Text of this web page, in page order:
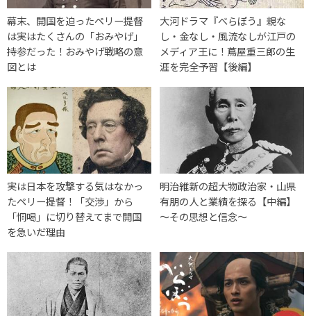
幕末、開国を迫ったペリー提督
は実はたくさんの「おみやげ」
持参だった！おみやげ戦略の意
図とは
大河ドラマ『べらぼう』親な
し・金なし・風流なしが江戸の
メディア王に！蔦屋重三郎の生
涯を完全予習【後編】
実は日本を攻撃する気はなかっ
たペリー提督！「交渉」から
「恫喝」に切り替えてまで開国
を急いだ理由
明治維新の超大物政治家・山県
有朋の人と業績を探る【中編】
～その思想と信念～